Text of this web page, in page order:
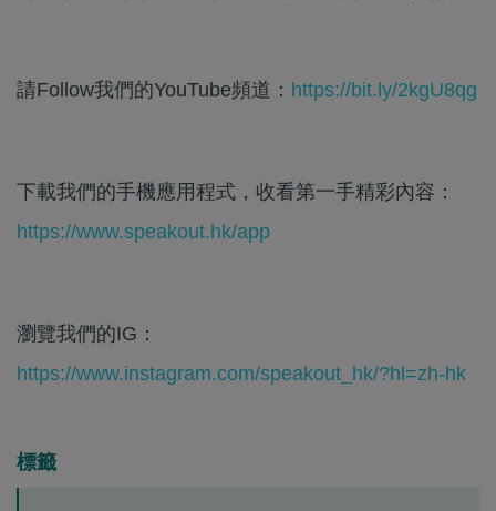
請Follow我們的YouTube頻道： https://bit.ly/2kgU8qg
下載我們的手機應用程式，收看第一手精彩內容：
https://www.speakout.hk/app
瀏覽我們的IG：
https://www.instagram.com/speakout_hk/?hl=zh-hk
標籤